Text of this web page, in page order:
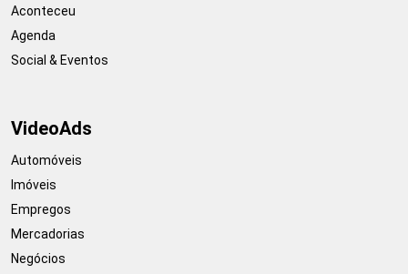
Aconteceu
Agenda
Social & Eventos
VideoAds
Automóveis
Imóveis
Empregos
Mercadorias
Negócios